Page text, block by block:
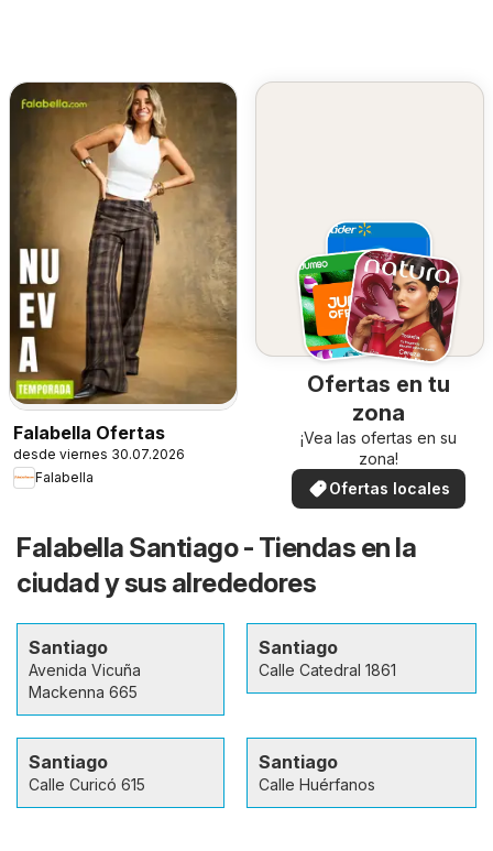
Falabella Ofertas
desde viernes 30.07.2026
Falabella
Ofertas en tu
zona
¡Vea las ofertas en su
zona!
Ofertas locales
Falabella Santiago - Tiendas en la
ciudad y sus alrededores
Santiago
Avenida Vicuña
Mackenna 665
Santiago
Calle Catedral 1861
Santiago
Calle Curicó 615
Santiago
Calle Huérfanos